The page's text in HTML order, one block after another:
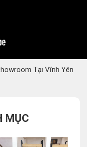
Tại Vĩnh Yên
MỤC